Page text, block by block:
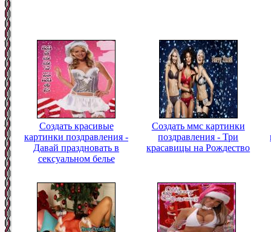
Создать красивые
картинки поздравления -
Давай праздновать в
сексуальном белье
Создать ммс картинки
поздравления - Три
красавицы на Рождество